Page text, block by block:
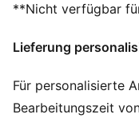
Hergestellt aus 100
DETAILS
Lange Ärmel
Abgerundete
**Nicht verfügbar
Lieferung
Für personalisierte
Bearbeitungszeit